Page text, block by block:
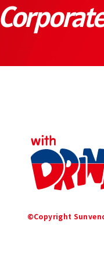
©Copyright